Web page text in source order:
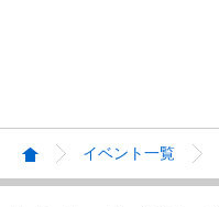
イベント一覧